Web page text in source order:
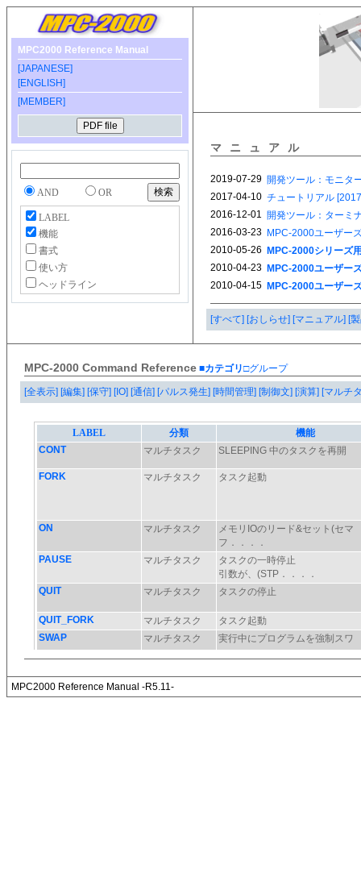
MPC2000 Reference Manual
[JAPANESE]
[ENGLISH]
[MEMBER]
AND OR
LABEL
機能
書式
使い方
ヘッドライン
マニュアル
[すべて] [おしらせ] [マニュアル] [
MPC-2000 Command Reference ■カテゴリ□グループ
[全表示] [編集] [保守] [IO] [通信] [パルス発生] [時間管理] [制御文] [演算] [マルチ
MPC2000 Reference Manual -R5.11-